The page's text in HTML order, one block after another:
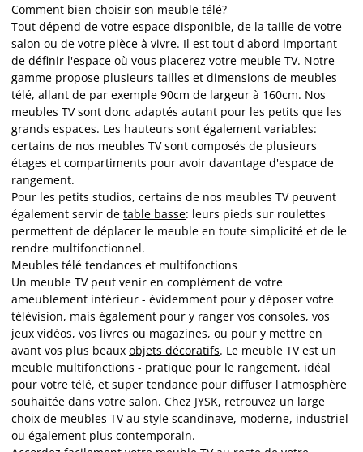
Comment bien choisir son meuble télé?
Tout dépend de votre espace disponible, de la taille de votre
salon ou de votre pièce à vivre. Il est tout d'abord important
de définir l'espace où vous placerez votre meuble TV. Notre
gamme propose plusieurs tailles et dimensions de meubles
télé, allant de par exemple 90cm de largeur à 160cm. Nos
meubles TV sont donc adaptés autant pour les petits que les
grands espaces. Les hauteurs sont également variables:
certains de nos meubles TV sont composés de plusieurs
étages et compartiments pour avoir davantage d'espace de
rangement.
Pour les petits studios, certains de nos meubles TV peuvent
également servir de table basse: leurs pieds sur roulettes
permettent de déplacer le meuble en toute simplicité et de le
rendre multifonctionnel.
Meubles télé tendances et multifonctions
Un meuble TV peut venir en complément de votre
ameublement intérieur - évidemment pour y déposer votre
télévision, mais également pour y ranger vos consoles, vos
jeux vidéos, vos livres ou magazines, ou pour y mettre en
avant vos plus beaux objets décoratifs. Le meuble TV est un
meuble multifonctions - pratique pour le rangement, idéal
pour votre télé, et super tendance pour diffuser l'atmosphère
souhaitée dans votre salon. Chez JYSK, retrouvez un large
choix de meubles TV au style scandinave, moderne, industriel
ou également plus contemporain.